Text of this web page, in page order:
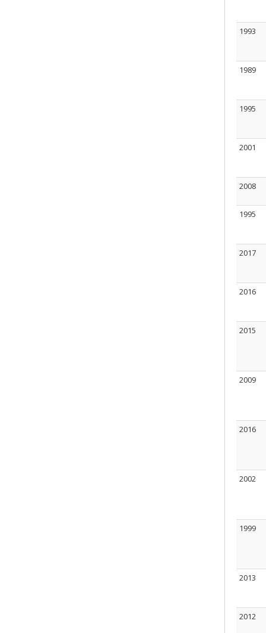
1993
1989
1995
2001
2008
1995
2017
2016
2015
2009
2016
2002
1999
2013
2012